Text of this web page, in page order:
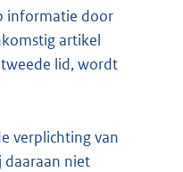
informatie door
artikel
lid, wordt
verplichting van
daaraan niet